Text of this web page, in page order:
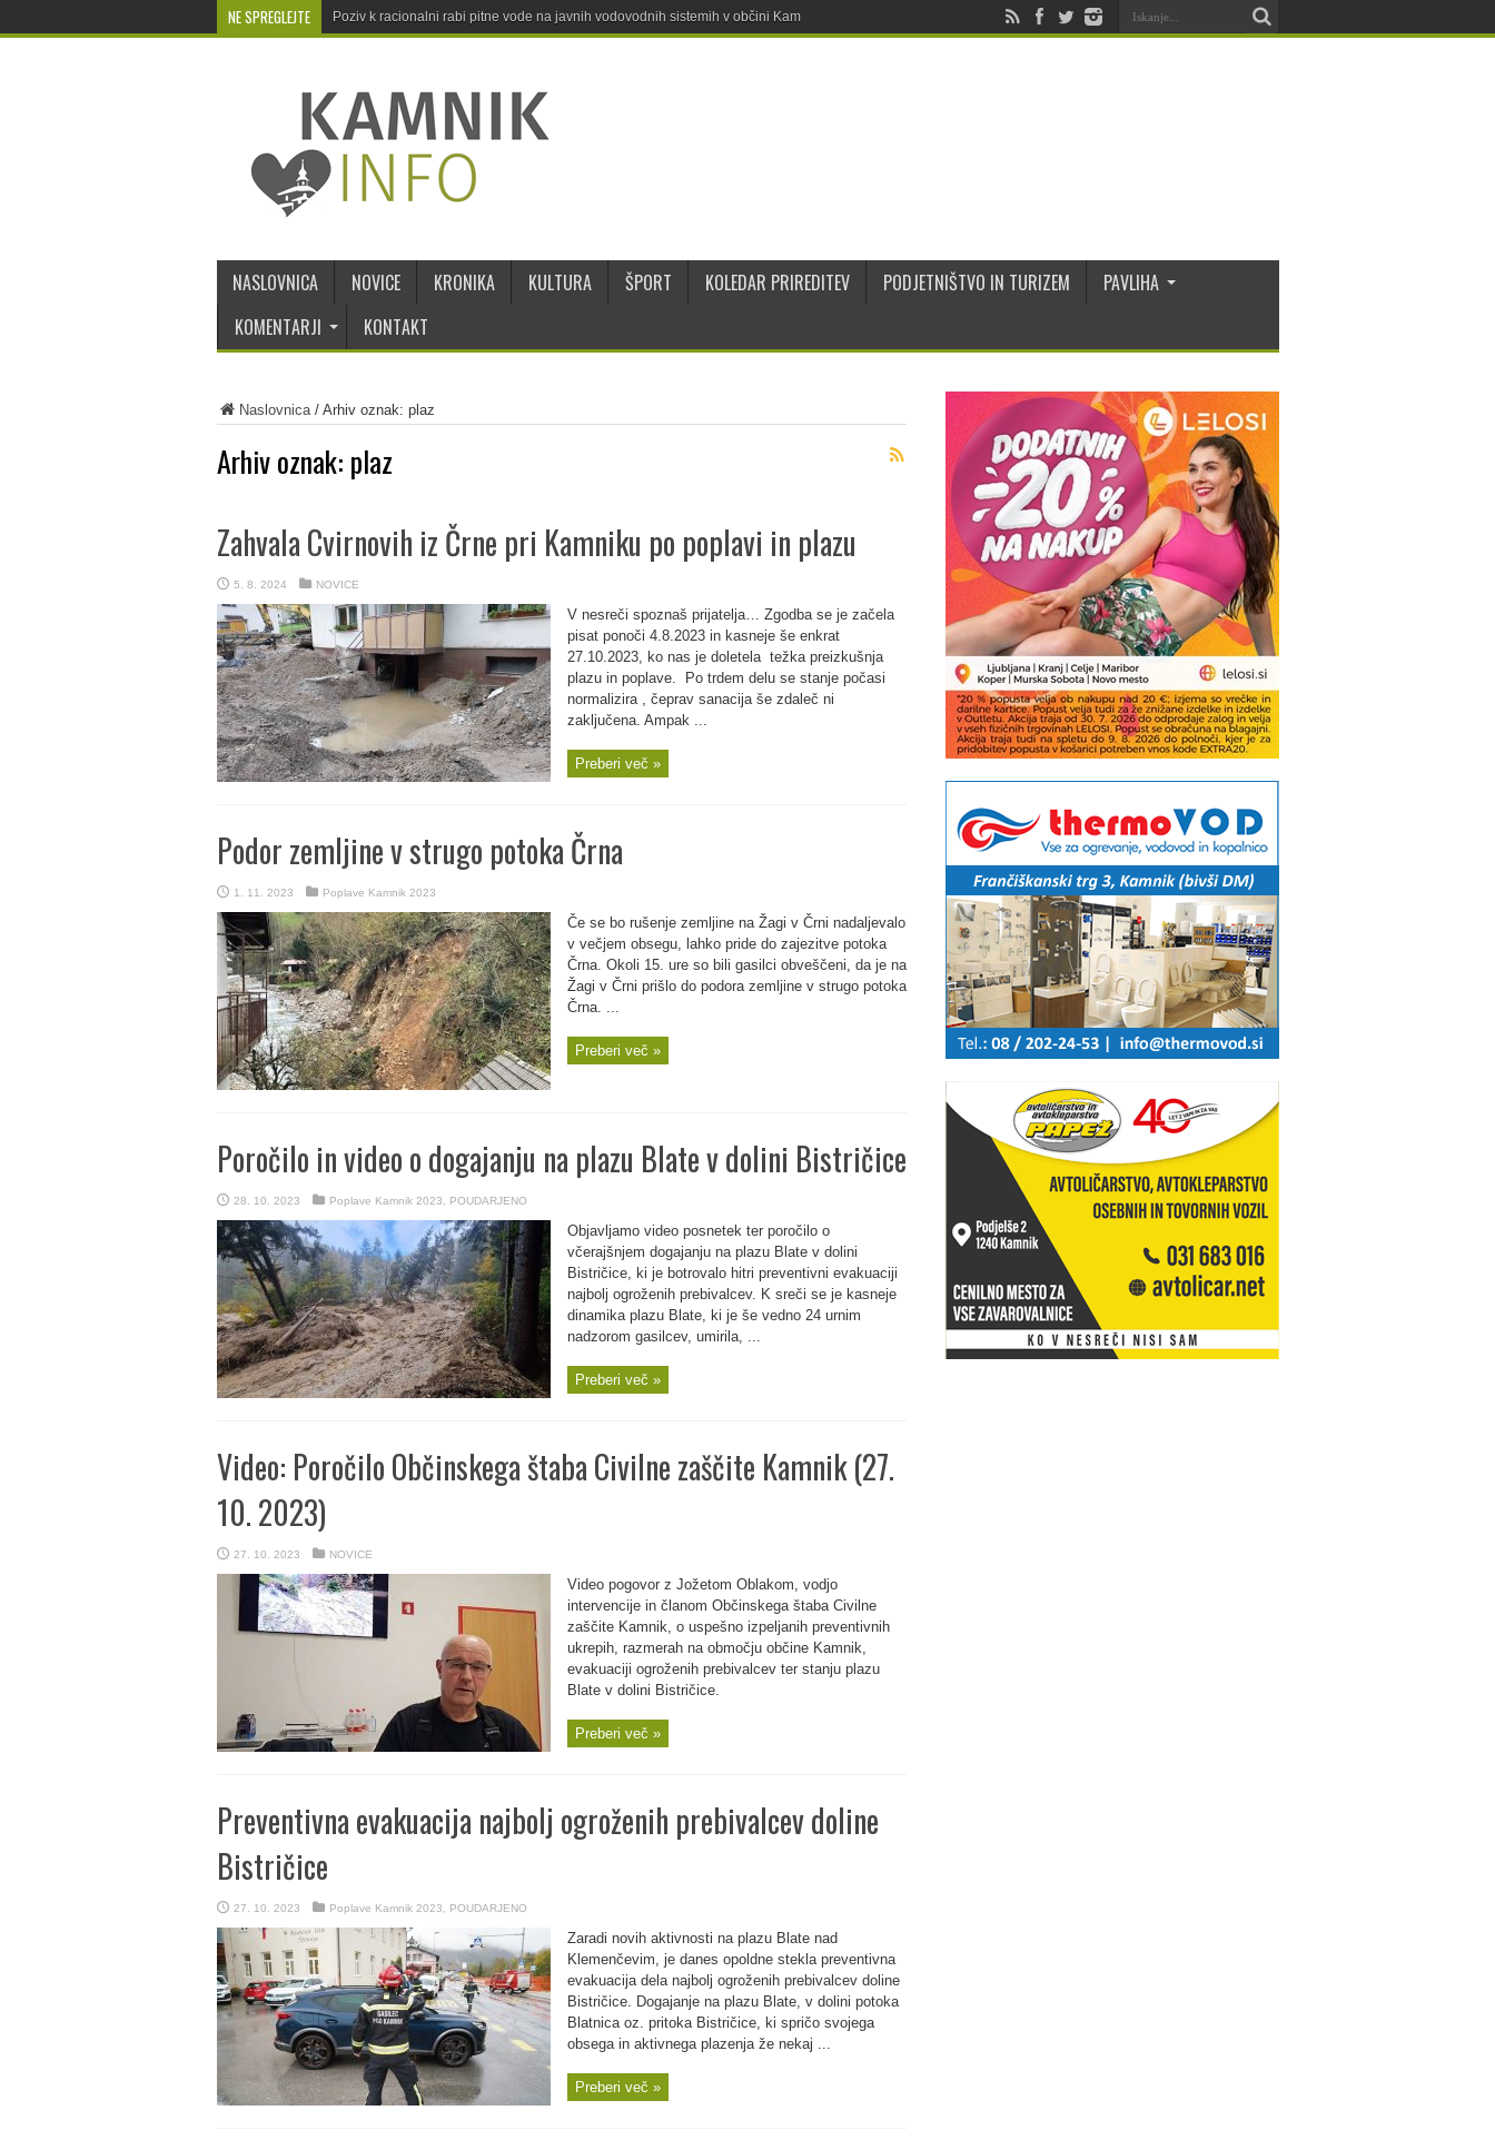
NE SPREGLEJTE Poziv k racionalni rabi pitne vode na javnih vodovodnih sistemih v občini Kamnik
NASLOVNICA NOVICE KRONIKA KULTURA ŠPORT KOLEDAR PRIREDITEV PODJETNIŠTVO IN TURIZEM
PAVLIHA
KOMENTARJI
KONTAKT
Naslovnica/ Arhiv oznak: plaz
Arhiv oznak: plaz
Zahvala Cvirnovih iz Črne pri Kamniku po poplavi in plazu
5. 8. 2024 NOVICE
V nesreči spoznaš prijatelja… Zgodba se je začela
pisat ponoči 4.8.2023 in kasneje še enkrat
27.10.2023, ko nas je doletela težka preizkušnja
plazu in poplave. Po trdem delu se stanje počasi
normalizira , čeprav sanacija še zdaleč ni
zaključena. Ampak ...
Preberi več »
Podor zemljine v strugo potoka Črna
1. 11. 2023 Poplave Kamnik 2023
Če se bo rušenje zemljine na Žagi v Črni nadaljevalo
v večjem obsegu, lahko pride do zajezitve potoka
Črna. Okoli 15. ure so bili gasilci obveščeni, da je na
Žagi v Črni prišlo do podora zemljine v strugo potoka
Črna. ...
Preberi več »
Poročilo in video o dogajanju na plazu Blate v dolini Bistričice
28. 10. 2023 Poplave Kamnik 2023 POUDARJENO
Objavljamo video posnetek ter poročilo o
včerajšnjem dogajanju na plazu Blate v dolini
Bistričice, ki je botrovalo hitri preventivni evakuaciji
najbolj ogroženih prebivalcev. K sreči se je kasneje
dinamika plazu Blate, ki je še vedno 24 urnim
nadzorom gasilcev, umirila, ...
Preberi več »
Video: Poročilo Občinskega štaba Civilne zaščite Kamnik (27.
10. 2023)
27. 10. 2023 NOVICE
Video pogovor z Jožetom Oblakom, vodjo
intervencije in članom Občinskega štaba Civilne
zaščite Kamnik, o uspešno izpeljanih preventivnih
ukrepih, razmerah na območju občine Kamnik,
evakuaciji ogroženih prebivalcev ter stanju plazu
Blate v dolini Bistričice.
Preberi več »
Preventivna evakuacija najbolj ogroženih prebivalcev doline
Bistričice
27. 10. 2023 Poplave Kamnik 2023 POUDARJENO
Zaradi novih aktivnosti na plazu Blate nad
Klemenčevim, je danes opoldne stekla preventivna
evakuacija dela najbolj ogroženih prebivalcev doline
Bistričice. Dogajanje na plazu Blate, v dolini potoka
Blatnica oz. pritoka Bistričice, ki spričo svojega
obsega in aktivnega plazenja že nekaj ...
Preberi več »